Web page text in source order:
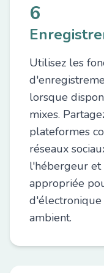
6
Utilisez les
lorsque
mixes.
plateformes
réseaux
l'hébergeur et
appropriée
ambient.